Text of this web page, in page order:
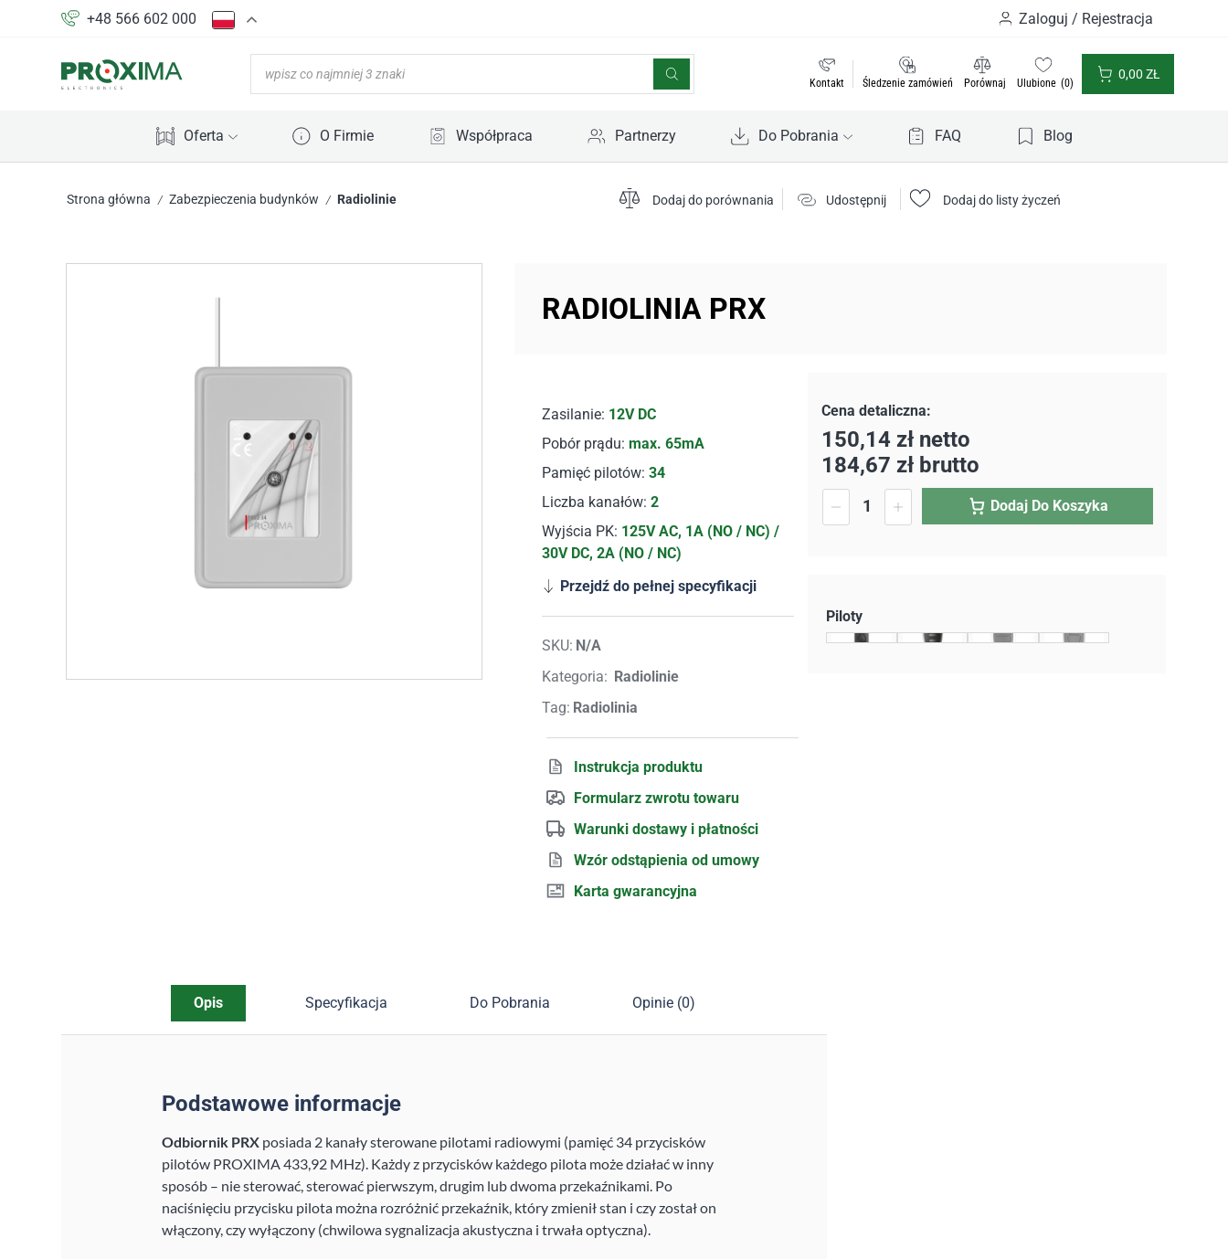
+48 566 602 000 Zaloguj / Rejestracja
Kontakt Śledzenie zamówień Porównaj Ulubione 0
0,00 ZŁ
Oferta O Firmie Współpraca Partnerzy Do Pobrania FAQ Blog
Strona główna / Zabezpieczenia budynków / Radiolinie Dodaj do porównania Udostępnij Dodaj do listy życzeń
RADIOLINIA PRX
Zasilanie: 12V DC
Pobór prądu: max. 65mA
Pamięć pilotów: 34
Liczba kanałów: 2
Wyjścia PK: 125V AC, 1A (NO / NC) /
30V DC, 2A (NO / NC)
Przejdź do pełnej specyfikacji
SKU: N/A
Kategoria: Radiolinie
Tag: Radiolinia
Instrukcja produktu
Formularz zwrotu towaru
Warunki dostawy i płatności
Wzór odstąpienia od umowy
Karta gwarancyjna
150,14zł netto
184,67zł brutto
Dodaj Do Koszyka
Piloty
Opis Specyfikacja Do Pobrania Opinie (0)
Podstawowe informacje
Odbiornik PRX posiada 2 kanały sterowane pilotami radiowymi (pamięć 34 przycisków
pilotów PROXIMA 433,92 MHz). Każdy z przycisków każdego pilota może działać w inny
sposób – nie sterować, sterować pierwszym, drugim lub dwoma przekaźnikami. Po
naciśnięciu przycisku pilota można rozróżnić przekaźnik, który zmienił stan i czy został on
włączony, czy wyłączony (chwilowa sygnalizacja akustyczna i trwała optyczna).